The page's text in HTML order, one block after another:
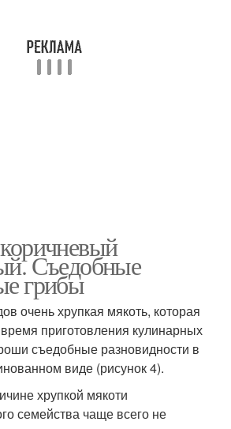
ароматом
Грибы с белой
Съедобные
грибы
очень хрупкая мякоть, которая
приготовления кулинарных
съедобные разновидности в
виде (рисунок 4).
хрупкой мякоти
семейства чаще всего не